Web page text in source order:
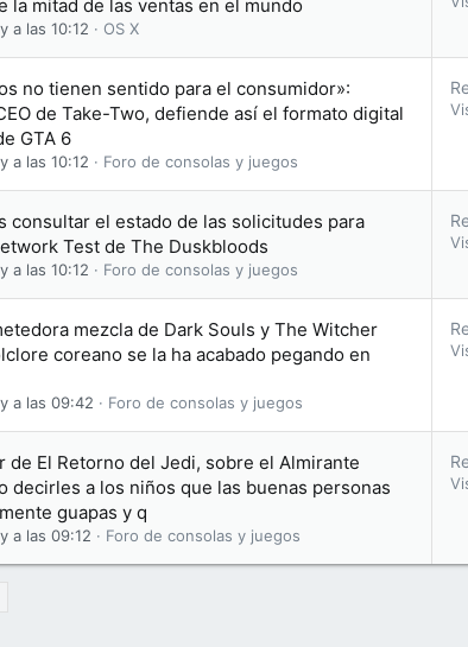
la mitad de las ventas en el mundo
a las 10:12 OS X
no tienen sentido para el consumidor»:
de Take-Two, defiende así el formato digital
GTA 6
a las 10:12 Foro de consolas y juegos
consultar el estado de las solicitudes para
Test de The Duskbloods
a las 10:12 Foro de consolas y juegos
mezcla de Dark Souls y The Witcher
coreano se la ha acabado pegando en
a las 09:42 Foro de consolas y juegos
de El Retorno del Jedi, sobre el Almirante
decirles a los niños que las buenas personas
guapas y q
a las 09:12 Foro de consolas y juegos